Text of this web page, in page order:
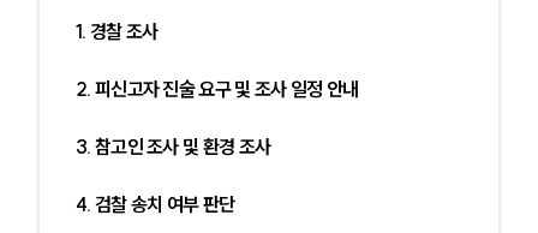
1. 경찰 조사
2. 피신고자 진술 요구 및 조사 일정 안내
3. 참고인 조사 및 환경 조사
4. 검찰 송치 여부 판단